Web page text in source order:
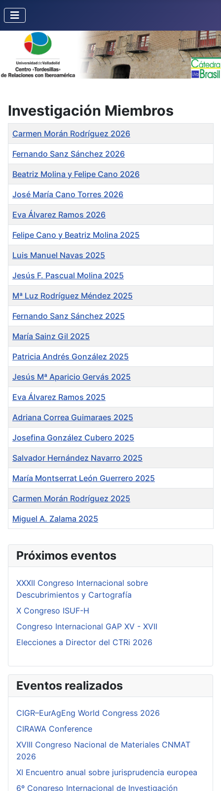
Investigación Miembros
Título
Carmen Morán Rodríguez 2026
Fernando Sanz Sánchez 2026
Beatriz Molina y Felipe Cano 2026
José María Cano Torres 2026
Eva Álvarez Ramos 2026
Felipe Cano y Beatriz Molina 2025
Luis Manuel Navas 2025
Jesús F. Pascual Molina 2025
Mª Luz Rodríguez Méndez 2025
Fernando Sanz Sánchez 2025
María Sainz Gil 2025
Patricia Andrés González 2025
Jesús Mª Aparicio Gervás 2025
Eva Álvarez Ramos 2025
Adriana Correa Guimaraes 2025
Josefina González Cubero 2025
Salvador Hernández Navarro 2025
María Montserrat León Guerrero 2025
Carmen Morán Rodríguez 2025
Miguel A. Zalama 2025
Próximos eventos
XXXII Congreso Internacional sobre
Descubrimientos y Cartografía
X Congreso ISUF-H
Congreso Internacional GAP XV - XVII
Elecciones a Director del CTRi 2026
Eventos realizados
CIGR–EurAgEng World Congress 2026
CIRAWA Conference
XVIII Congreso Nacional de Materiales CNMAT
2026
XI Encuentro anual sobre jurisprudencia europea
6º Congreso Internacional de Investigación